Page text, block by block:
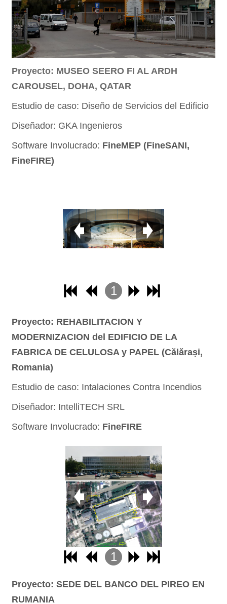
Proyecto: MUSEO SEERO FI AL ARDH
CAROUSEL, DOHA, QATAR
Estudio de caso: Diseño de Servicios del Edificio
Diseñador: GKA Ingenieros
Software Involucrado: FineMEP (FineSANI,
FineFIRE)
1
3
4
Proyecto: REHABILITACION Y
MODERNIZACION del EDIFICIO DE LA
FABRICA DE CELULOSA y PAPEL (Călărași,
Romania)
Estudio de caso: Intalaciones Contra Incendios
Diseñador: IntelliTECH SRL
Software Involucrado: FineFIRE
1
3
Proyecto: SEDE DEL BANCO DEL PIREO EN
RUMANIA